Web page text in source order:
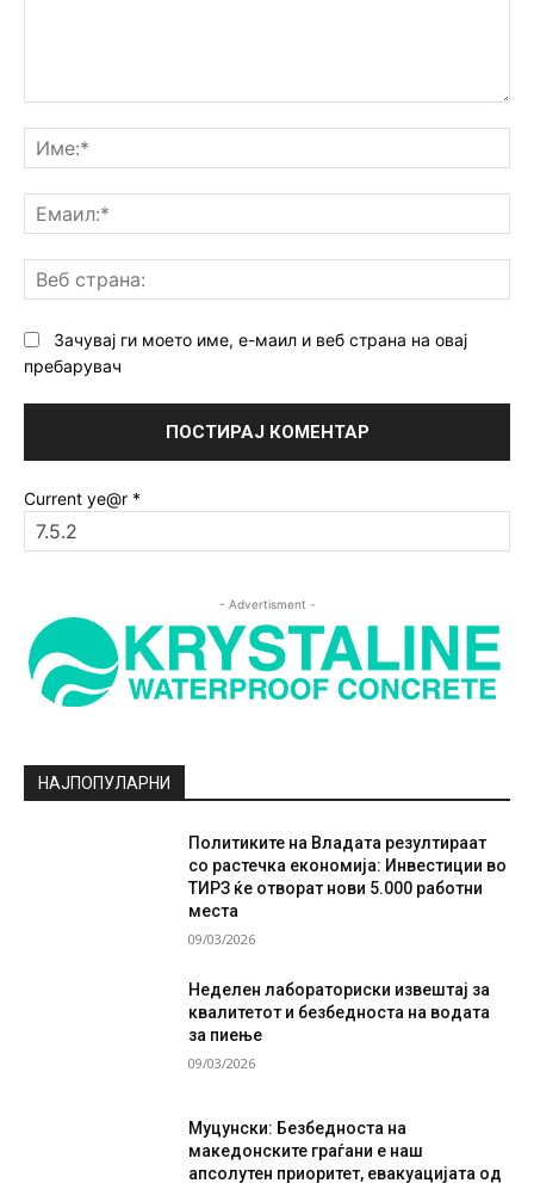
Зачувај ги моето име, е-маил и веб страна на овај
пребарувач
Current ye@r *
- Advertisment -
НАЈПОПУЛАРНИ
Политиките на Владата резултираат
со растечка економија: Инвестиции во
ТИРЗ ќе отворат нови 5.000 работни
места
09/03/2026
Неделен лабораториски извештај за
квалитетот и безбедноста на водата
за пиење
09/03/2026
Муцунски: Безбедноста на
македонските граѓани е наш
апсолутен приоритет, евакуацијата од